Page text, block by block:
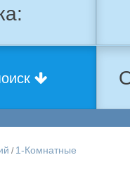
/ 1-Комнатные